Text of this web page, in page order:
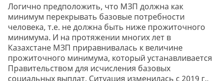
Логично предположить, что МЗП должна как
минимум перекрывать базовые потребности
человека, т.е. не должна быть ниже прожиточного
минимума. И на протяжении многих лет в
Казахстане МЗП приравнивалась к величине
прожиточного минимума, который устанавливается
Правительством для исчисления базовых
социальных выплат. Ситуация изменилась с 2019 г.,